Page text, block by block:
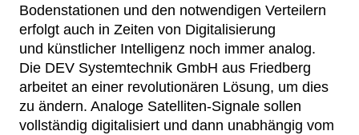
Netzwerke
Bodenstationen und den notwendigen Verteilern
erfolgt auch in Zeiten von Digitalisierung
und künstlicher Intelligenz noch immer analog.
Die DEV Systemtechnik GmbH aus Friedberg
arbeitet an einer revolutionären Lösung, um dies
zu ändern. Analoge Satelliten-Signale sollen
vollständig digitalisiert und dann unabhängig vom